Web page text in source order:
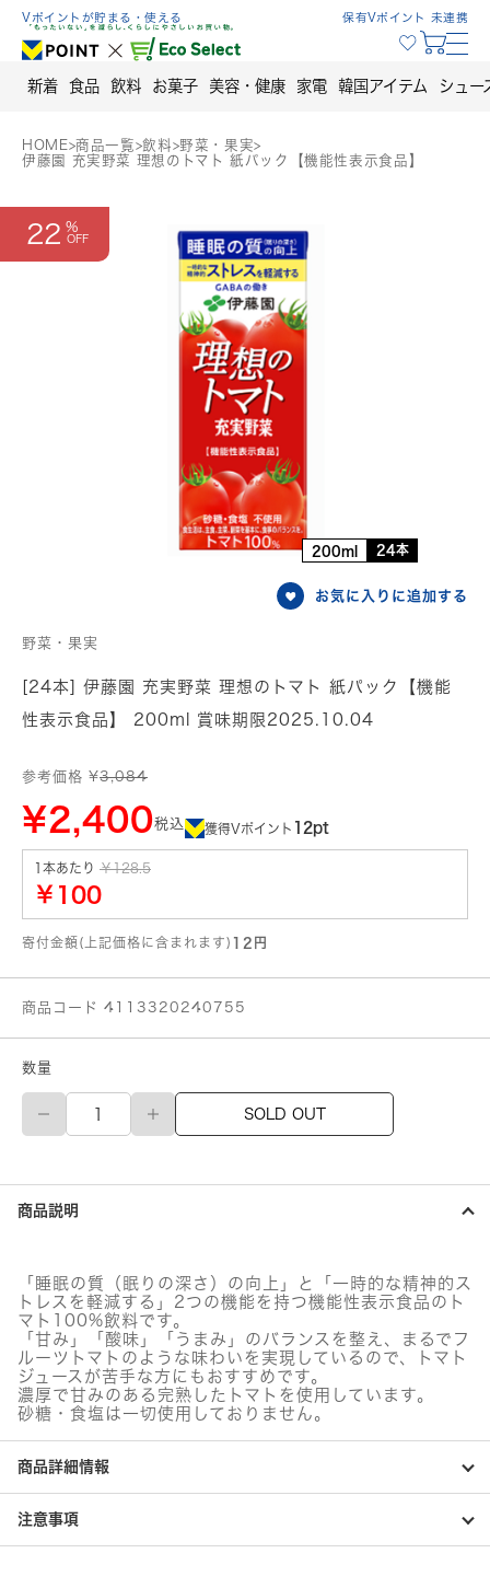
Skip
content
Vポイントが貯まる・使える 保有Vポイント 未連携
新着 食品 飲料 お菓子 美容・健康 家電 韓国アイテム シュー
HOME>商品一覧>飲料>野菜・果実>
伊藤園 充実野菜 理想のトマト 紙パック【機能性表示食品】
22
200ml 24本
お気に入りに追加する
野菜・果実
[24本] 伊藤園 充実野菜 理想のトマト 紙パック【機能
性表示食品】 200ml 賞味期限2025.10.04
参考価格 ¥3,084
¥2,400税込 獲得Vポイント 12pt
1本あたり ￥128.5
￥100
寄付金額(上記価格に含まれます) 12円
商品コード 4113320240755
数量
伊
園
実
野
菜
の
ト
マ
ト
紙
パ
ッ
ク
【機
能
性
表
示
SOLD OUT
商品説明
「睡眠の質（眠りの深さ）の向上」と「一時的な精神的ス
トレスを軽減する」2つの機能を持つ機能性表示食品のト
マト100%飲料です。
「甘み」「酸味」「うまみ」のバランスを整え、まるでフ
ルーツトマトのような味わいを実現しているので、トマト
ジュースが苦手な方にもおすすめです。
濃厚で甘みのある完熟したトマトを使用しています。
砂糖・食塩は一切使用しておりません。
商品詳細情報
注意事項